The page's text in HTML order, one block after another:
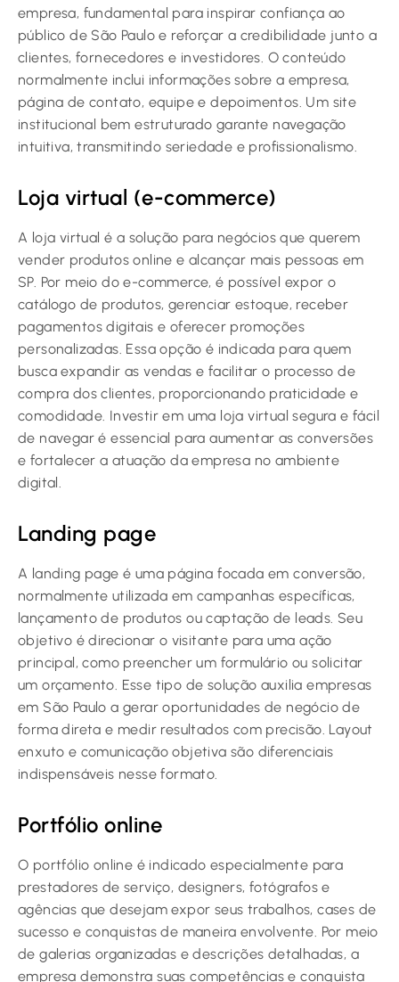
empresa, fundamental para inspirar confiança ao
público de São Paulo e reforçar a credibilidade junto a
clientes, fornecedores e investidores. O conteúdo
normalmente inclui informações sobre a empresa,
página de contato, equipe e depoimentos. Um site
institucional bem estruturado garante navegação
intuitiva, transmitindo seriedade e profissionalismo.
Loja virtual (e-commerce)
A loja virtual é a solução para negócios que querem
vender produtos online e alcançar mais pessoas em
SP. Por meio do e-commerce, é possível expor o
catálogo de produtos, gerenciar estoque, receber
pagamentos digitais e oferecer promoções
personalizadas. Essa opção é indicada para quem
busca expandir as vendas e facilitar o processo de
compra dos clientes, proporcionando praticidade e
comodidade. Investir em uma loja virtual segura e fácil
de navegar é essencial para aumentar as conversões
e fortalecer a atuação da empresa no ambiente
digital.
Landing page
A landing page é uma página focada em conversão,
normalmente utilizada em campanhas específicas,
lançamento de produtos ou captação de leads. Seu
objetivo é direcionar o visitante para uma ação
principal, como preencher um formulário ou solicitar
um orçamento. Esse tipo de solução auxilia empresas
em São Paulo a gerar oportunidades de negócio de
forma direta e medir resultados com precisão. Layout
enxuto e comunicação objetiva são diferenciais
indispensáveis nesse formato.
Portfólio online
O portfólio online é indicado especialmente para
prestadores de serviço, designers, fotógrafos e
agências que desejam expor seus trabalhos, cases de
sucesso e conquistas de maneira envolvente. Por meio
de galerias organizadas e descrições detalhadas, a
empresa demonstra suas competências e conquista